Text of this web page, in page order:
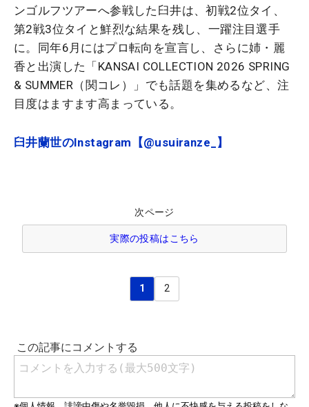
ンゴルフツアーへ参戦した臼井は、初戦2位タイ、
第2戦3位タイと鮮烈な結果を残し、一躍注目選手
に。同年6月にはプロ転向を宣言し、さらに姉・麗
香と出演した「KANSAI COLLECTION 2026 SPRING
& SUMMER（関コレ）」でも話題を集めるなど、注
目度はますます高まっている。
臼井蘭世のInstagram【@usuiranze_】
次ページ
実際の投稿はこちら
1 2